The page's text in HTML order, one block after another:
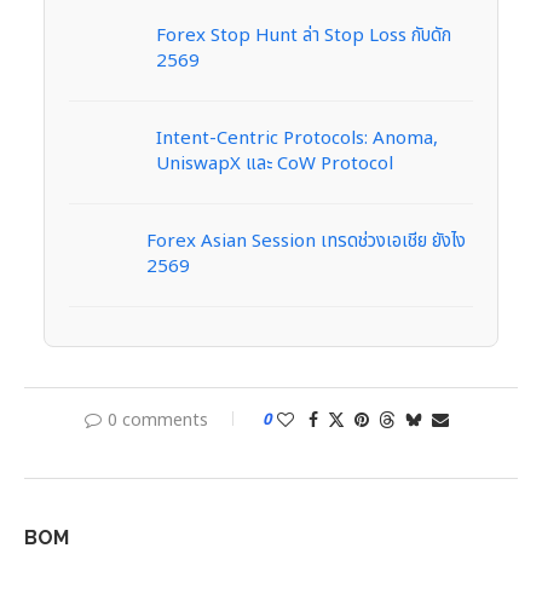
Forex Stop Hunt ล่า Stop Loss กับดัก
2569
Intent-Centric Protocols: Anoma,
UniswapX และ CoW Protocol
Forex Asian Session เทรดช่วงเอเชีย ยังไง
2569
0 comments 0
BOM